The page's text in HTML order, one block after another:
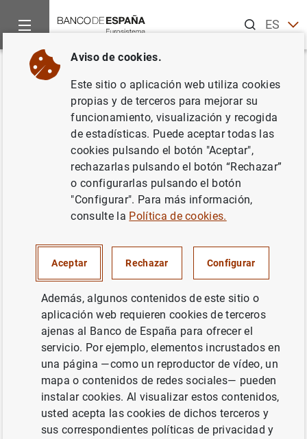
ESEN
Inicio Noticias y eventos
Volver
El BCE mantiene los tipos de
interés en el 0,50 % en
septiembre
Nota de prensa: Decisiones de Política
Monetaria (14KB)
Introductory Statement by Mario Draghi
(174
Aviso de cookies.
Este sitio o aplicación web utiliza cookies
propias y de terceros para mejorar su
funcionamiento, visualización y recogida
de estadísticas. Puede aceptar todas las
cookies pulsando el botón "Aceptar",
rechazarlas pulsando el botón “Rechazar”
o configurarlas pulsando el botón
"Configurar". Para más información,
consulte la Política de cookies.
Aceptar Rechazar Configurar
Además, algunos contenidos de este sitio o
aplicación web requieren cookies de terceros
ajenas al Banco de España para ofrecer el
servicio. Por ejemplo, elementos incrustados en
una página —como un reproductor de vídeo, un
mapa o contenidos de redes sociales— pueden
instalar cookies. Al visualizar estos contenidos,
usted acepta las cookies de dichos terceros y
sus correspondientes políticas de privacidad y